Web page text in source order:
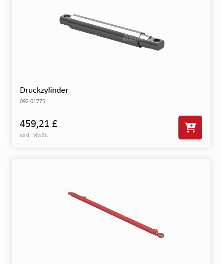
Druckzylinder
092.01775
459,21 £
exkl. MwSt.